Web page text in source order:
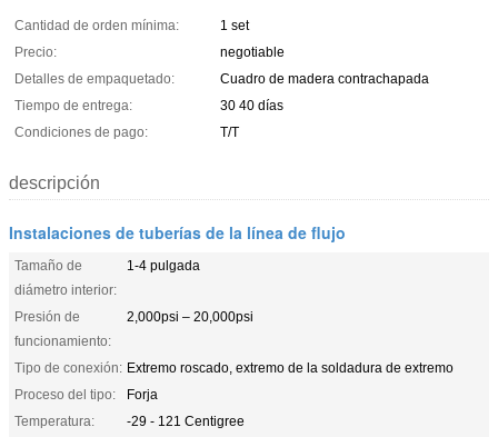
Cantidad de orden mínima:
1 set
Precio:
negotiable
Detalles de empaquetado:
Cuadro de madera contrachapada
Tiempo de entrega:
30 40 días
Condiciones de pago:
T/T
descripción
Instalaciones de tuberías de la línea de flujo
Tamaño de
diámetro interior:
1-4 pulgada
Presión de
funcionamiento:
2,000psi – 20,000psi
Tipo de conexión: Extremo roscado, extremo de la soldadura de extremo
Proceso del tipo:
Forja
Temperatura:
-29 - 121 Centigree